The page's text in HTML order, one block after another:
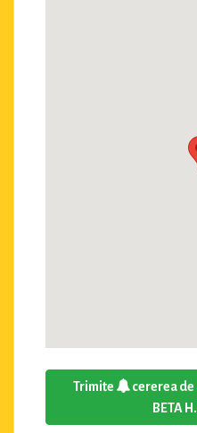
Trimite
cererea de
BETA